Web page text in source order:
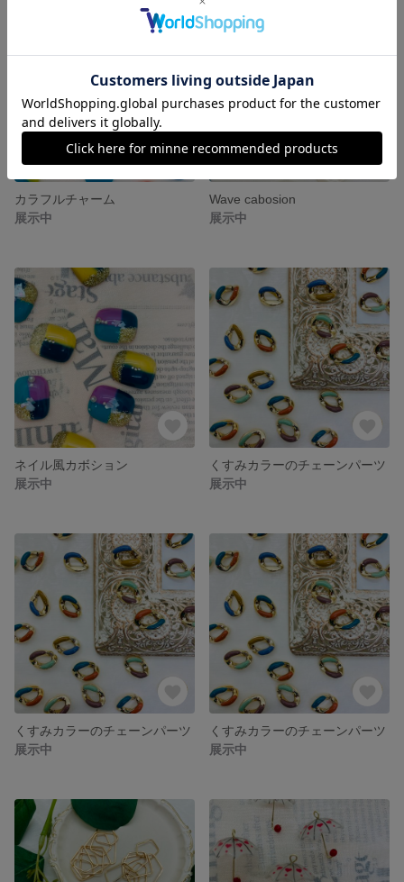
カラフルチャーム
展示中
Wave cabosion
展示中
ネイル風カボション
展示中
くすみカラーのチェーンパーツ
展示中
くすみカラーのチェーンパーツ
展示中
くすみカラーのチェーンパーツ
展示中